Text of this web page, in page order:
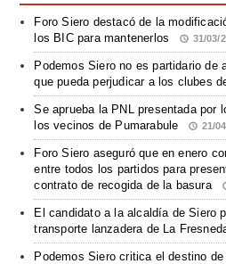
Foro Siero destacó de la
los BIC para mantenerlos
31/03/
Podemos Siero no es partidario de
que pueda perjudicar a los clubes
Se aprueba la PNL presentada por
los vecinos de Pumarabule
21/
Foro Siero aseguró que en enero
entre todos los partidos para
contrato de recogida de la basura
El candidato a la alcaldía de Siero
transporte lanzadera de La
Podemos Siero critica el destino